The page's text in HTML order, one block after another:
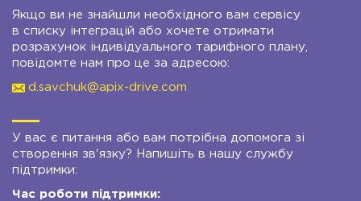
Якщо ви не знайшли необхідного вам сервісу
в списку інтеграцій або хочете отримати
розрахунок індивідуального тарифного плану,
повідомте нам про це за адресою:
d.savchuk@apix-drive.com
У вас є питання або вам потрібна допомога зі
створення зв'язку? Напишіть в нашу службу
підтримки:
Час роботи підтримки: